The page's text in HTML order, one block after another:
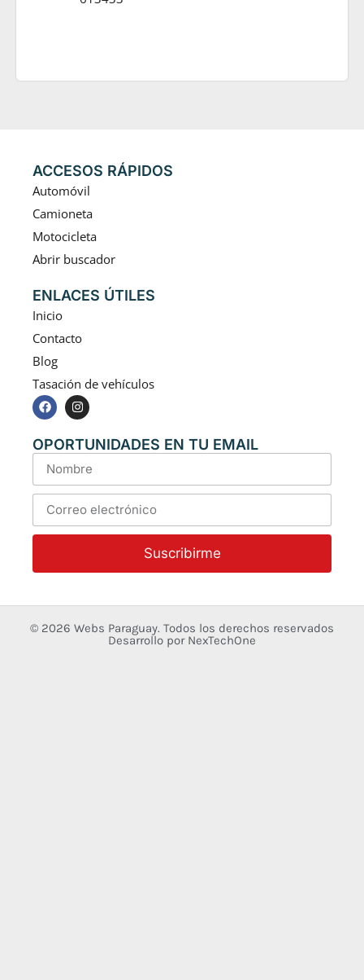
ACCESOS RÁPIDOS
Automóvil
Camioneta
Motocicleta
Abrir buscador
ENLACES ÚTILES
Inicio
Contacto
Blog
Tasación de vehículos
OPORTUNIDADES EN TU EMAIL
Suscribirme
© 2026 Webs Paraguay. Todos los derechos reservados
Desarrollo por NexTechOne